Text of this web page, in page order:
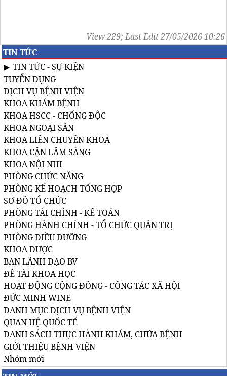
View 229; Last Edit 27/05/2026 10:26
TIN TỨC
TIN TỨC - SỰ KIỆN
TUYỂN DỤNG
DỊCH VỤ BỆNH VIỆN
KHOA KHÁM BỆNH
KHOA HSCC - CHỐNG ĐỘC
KHOA NGOẠI SẢN
KHOA LIÊN CHUYÊN KHOA
KHOA CẬN LÂM SÀNG
KHOA NỘI NHI
PHÒNG CHỨC NĂNG
PHÒNG KẾ HOẠCH TỔNG HỢP
SƠ ĐỒ TỔ CHỨC
PHÒNG TÀI CHÍNH - KẾ TOÁN
PHÒNG HÀNH CHÍNH - TỔ CHỨC QUẢN TRỊ
PHÒNG ĐIỀU DƯỠNG
KHOA DƯỢC
BAN LÃNH ĐẠO BV
ĐỀ TÀI KHOA HỌC
HOẠT ĐỘNG CỘNG ĐỒNG - CÔNG TÁC XÃ HỘI
ĐỨC MINH WINE
DANH MỤC DỊCH VỤ BỆNH VIỆN
QUAN HỆ QUỐC TẾ
DANH SÁCH THỰC HÀNH KHÁM, CHỮA BỆNH
GIỚI THIỆU BỆNH VIỆN
Nhóm mới